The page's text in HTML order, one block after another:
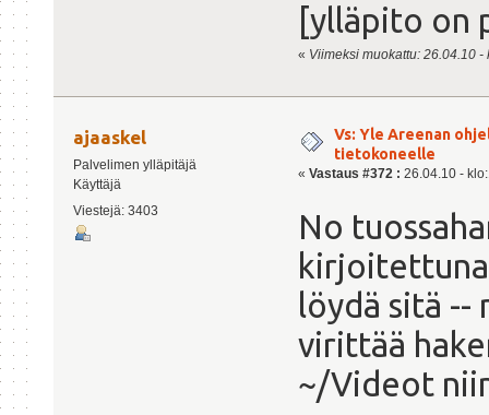
[ylläpito on
« Viimeksi muokattu: 26.04.10
ajaaskel
Palvelimen ylläpitäjä
Käyttäjä
Viestejä: 3403
Vs: Yle Areenan
tietokoneelle
« Vastaus #372 : 26.04.10 -
No
löydä sitä
virittää
~/Videot